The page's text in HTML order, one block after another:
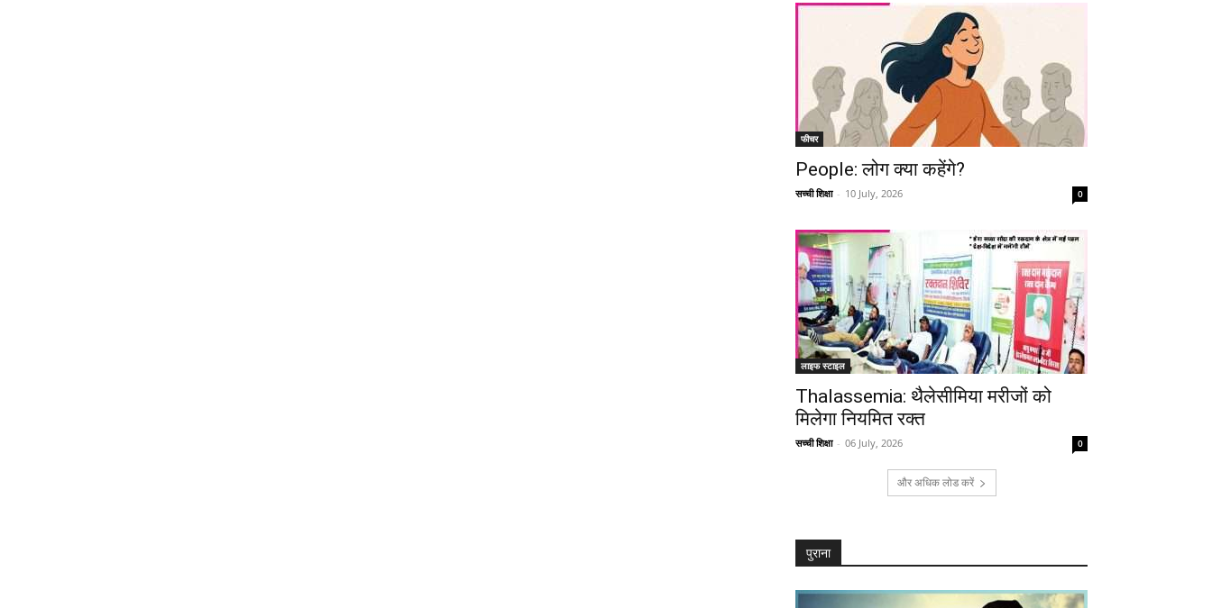
फीचर
People: लोग क्या कहेंगे?
सच्ची शिक्षा - 10 July, 2026 0
लाइफ स्टाइल
Thalassemia: थैलेसीमिया मरीजों को
मिलेगा नियमित रक्त
सच्ची शिक्षा - 06 July, 2026 0
और अधिक लोड करें
पुराना